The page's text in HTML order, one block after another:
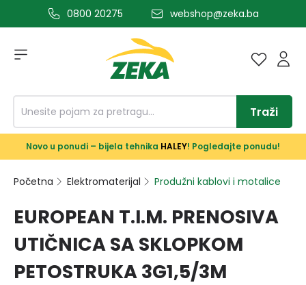
glavni sadržaj0800 20275 webshop@zeka.ba
Traži
Novo u ponudi – bijela tehnika HALEY! Pogledajte ponudu!
Početna Elektromaterijal Produžni kablovi i motalice
EUROPEAN T.I.M. PRENOSIVA
UTIČNICA SA SKLOPKOM
PETOSTRUKA 3G1,5/3M